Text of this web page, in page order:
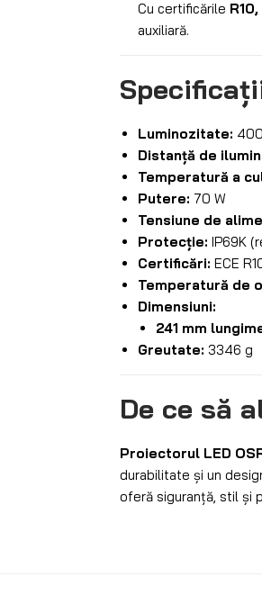
Cu certificările R10,
auxiliară.
Luminozitate:
Distanță de
Temperatură a
Putere: 70 W
Tensiune de
Protecție: IP69K
Certificări: ECE
Temperatură de
Dimensiuni:
241 mm
Greutate: 3346 g
De ce să
Proiectorul LED
durabilitate și un
oferă siguranță, stil și